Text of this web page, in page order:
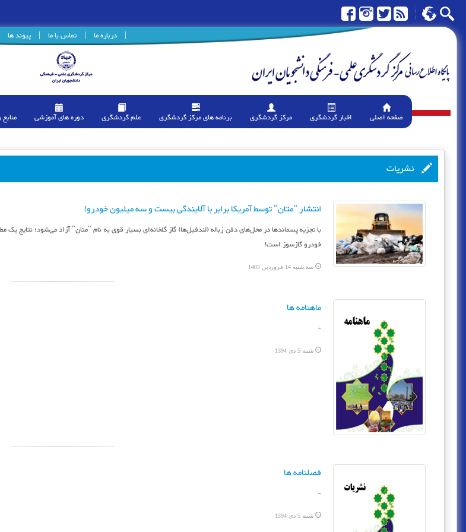
درباره ما
| تماس با ما | پیوند ها |
صفحه اصلی اخبار گردشگری مرکز گردشگری برنامه های مرکز گردشگری علم گردشگری دوره های آموزشی
نشریات
انتشار "متان" توسط آمریکا برابر با آلایندگی بیست و سه میلیون خودرو!
با تجزیه پسماندها در محل‌های دفن زباله (لندفیل‌ها) گاز گلخانه‌ای بسیار قوی به نام "متان" آزاد می‌شود؛ نتایج
خودرو گازسوز است!
سه شنبه 14 فروردین 1403
ماهنامه ها
-
شنبه 5 دی 1394
فصلنامه ها
-
شنبه 5 دی 1394